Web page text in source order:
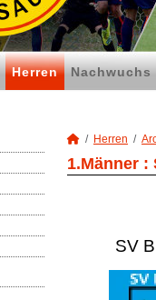
Herren Nachwuchs
Herren
1.Männer :
SV